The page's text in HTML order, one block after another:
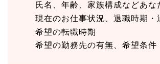
氏名、年齢、家族構成などあな
現在のお仕事状況、退職時期・
希望の転職時期
希望の勤務先の有無、希望条件